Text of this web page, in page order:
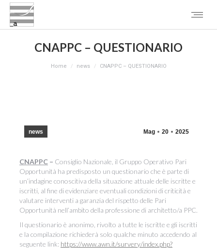
CNAPPC – QUESTIONARIO
Home news CNAPPC – QUESTIONARIO
Mag 20 2025
news
CNAPPC – Consiglio Nazionale, il Gruppo Operativo Pari
Opportunità ha predisposto un questionario che è parte di
un’indagine conoscitiva della situazione attuale delle iscritte e
iscritti, al fine di evidenziare eventuali condizioni di criticità e
valutare interventi a garanzia del rispetto delle Pari
Opportunità nell’ambito della professione di architetto/a PPC.
Il questionario è anonimo, rivolto a tutte le iscritte e gli iscritti
e la compilazione richiederà solo qualche minuto accedendo al
seguente link: https://www.awn.it/survery/index.php?